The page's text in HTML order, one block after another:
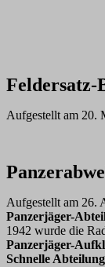
Feldersatz-
Aufgestellt am 20.
Aufgestellt am 26.
Panzerjäger-
1942 wurde die
Panzerjäger-
Schnelle